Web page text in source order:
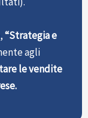
“Strategia e
agli
le vendite